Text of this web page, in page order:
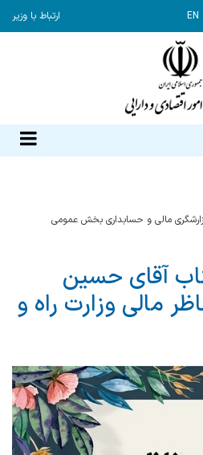
EN ارتباط با وزیر
مالی و حسابداری بخش عمومی
آقای حسین
مالی وزارت راه و